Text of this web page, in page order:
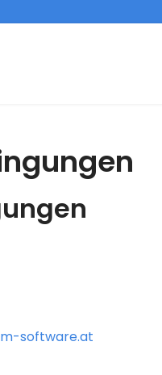
software.at